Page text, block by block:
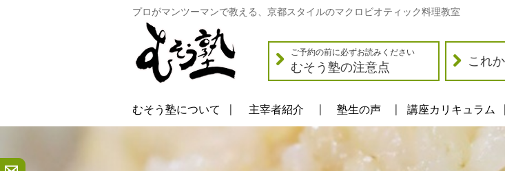
プロがマンツーマンで教える、京都スタイルのマクロビオティック料理教室
ご予約の前に必ずお読みください
むそう塾の注意点 これ
むそう塾について 主宰者紹介 塾生の声 講座カリキュラム